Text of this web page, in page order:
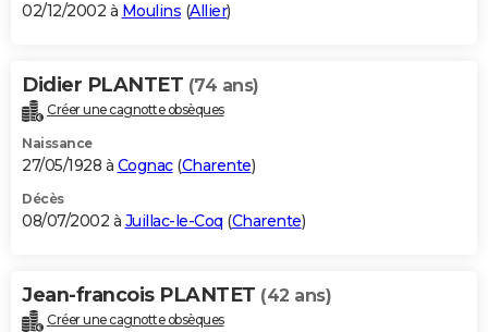
02/12/2002 à Moulins (Allier)
Didier PLANTET (74 ans)
Créer une cagnotte obsèques
Naissance
27/05/1928 à Cognac(Charente)
Décès
08/07/2002 à Juillac-le-Coq (Charente)
Jean-francois PLANTET (42 ans)
Créer une cagnotte obsèques